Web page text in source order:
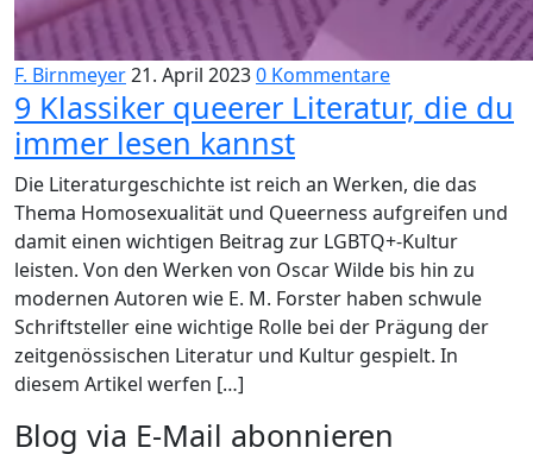
F. Birnmeyer21. April 20230 Kommentare
9 Klassiker queerer Literatur, die du
immer lesen kannst
Die Literaturgeschichte ist reich an Werken, die das
Thema Homosexualität und Queerness aufgreifen und
damit einen wichtigen Beitrag zur LGBTQ+-Kultur
leisten. Von den Werken von Oscar Wilde bis hin zu
modernen Autoren wie E. M. Forster haben schwule
Schriftsteller eine wichtige Rolle bei der Prägung der
zeitgenössischen Literatur und Kultur gespielt. In
diesem Artikel werfen […]
Blog via E-Mail abonnieren